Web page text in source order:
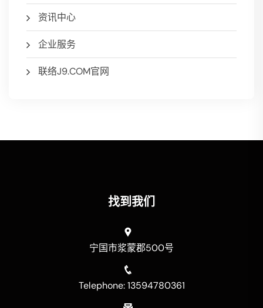
资讯中心
企业服务
联络J9.COM官网
找到我们
宁国市浆蒙郡500号
Telephone: 13594780361